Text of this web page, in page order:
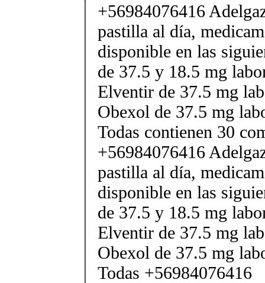
+56984076416
pastilla al día,
disponible en las
de 37.5 y 18.5 mg
Elventir de 37.5 mg
Obexol de 37.5 mg
Todas contienen 30
+56984076416
pastilla al día,
disponible en las
de 37.5 y 18.5 mg
Elventir de 37.5 mg
Obexol de 37.5 mg
Todas +56984076416